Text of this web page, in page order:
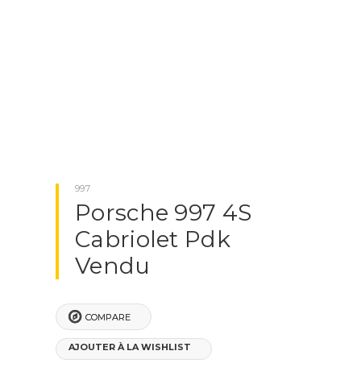
997
Porsche 997 4S
Cabriolet Pdk
Vendu
COMPARE
AJOUTER À LA WISHLIST